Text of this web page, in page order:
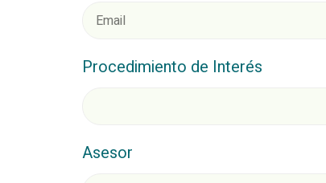
Procedimiento de Interés
Asesor